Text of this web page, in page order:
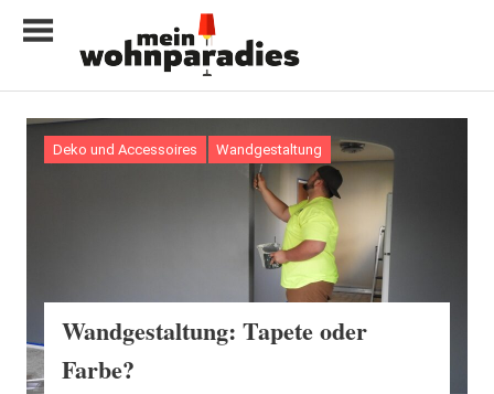
Inhalt
My
home
is
Deko und Accessoires Wandgestaltung
Wandgestaltung: Tapete oder
Farbe?